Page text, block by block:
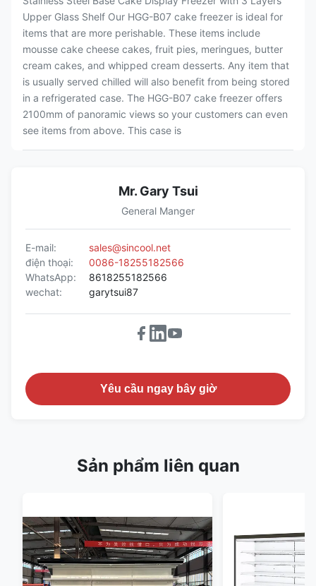
Upper Glass Shelf Our HGG-B07 cake freezer is ideal for
items that are more perishable. These items include
mousse cake cheese cakes, fruit pies, meringues, butter
cream cakes, and whipped cream desserts. Any item that
is usually served chilled will also benefit from being stored
in a refrigerated case. The HGG-B07 cake freezer offers
2100mm of panoramic views so your customers can even
see items from above. This case is
Mr. Gary Tsui
General Manger
E-mail:
sales@sincool.net
điện thoại:
0086-18255182566
WhatsApp:
8618255182566
wechat:
garytsui87
Yêu cầu ngay bây giờ
Sản phẩm liên quan